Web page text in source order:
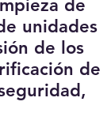
de
unidades
de los
de